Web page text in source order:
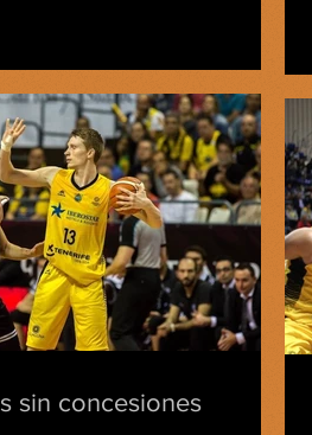
sin concesiones